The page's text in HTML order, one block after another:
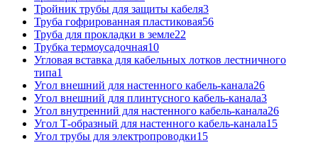
Тройник трубы для защиты кабеля3
Труба гофрированная пластиковая56
Труба для прокладки в земле22
Трубка термоусадочная10
Угловая вставка для кабельных лотков лестничного
типа1
Угол внешний для настенного кабель-канала26
Угол внешний для плинтусного кабель-канала3
Угол внутренний для настенного кабель-канала26
Угол Т-образный для настенного кабель-канала15
Угол трубы для электропроводки15